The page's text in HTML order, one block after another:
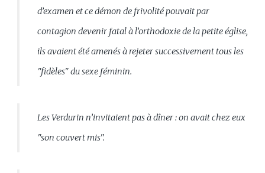
d’examen et ce démon de frivolité pouvait par
contagion devenir fatal à l’orthodoxie de la petite église,
ils avaient été amenés à rejeter successivement tous les
"fidèles" du sexe féminin.
Les Verdurin n’invitaient pas à dîner : on avait chez eux
"son couvert mis".